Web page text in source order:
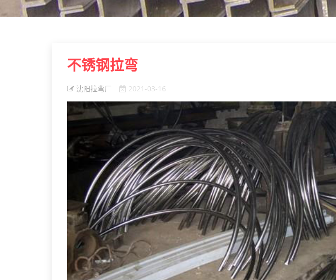
不锈钢拉弯
沈阳拉弯厂 2021-03-16